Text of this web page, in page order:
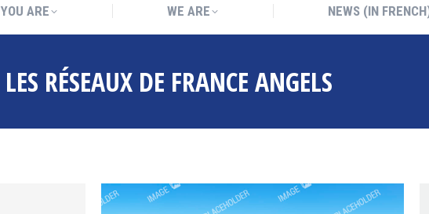
YOU ARE WE ARE NEWS (IN
LES RÉSEAUX DE FRANCE ANGELS